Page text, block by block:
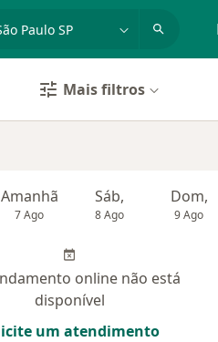
Mais filtros
Amanhã
7 Ago
Sáb,
8 Ago
Dom,
9 Ago
online não está
disponível
um atendimento